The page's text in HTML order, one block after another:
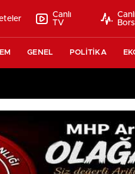
Canlı
TV
GENEL POLİTİKA